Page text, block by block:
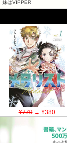
妹はVIPPER
¥770→ ¥380